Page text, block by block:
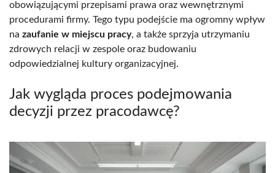
obowiązującymi przepisami prawa oraz wewnętrznymi
procedurami firmy. Tego typu podejście ma ogromny wpływ
na zaufanie w miejscu pracy, a także sprzyja utrzymaniu
zdrowych relacji w zespole oraz budowaniu
odpowiedzialnej kultury organizacyjnej.
Jak wygląda proces podejmowania
decyzji przez pracodawcę?